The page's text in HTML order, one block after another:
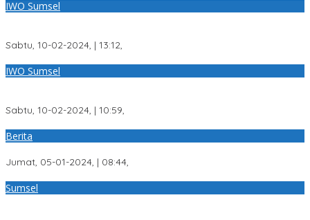
IWO Sumsel
Sabtu, 10-02-2024, | 13:12,
IWO Sumsel
Sabtu, 10-02-2024, | 10:59,
Berita
Jumat, 05-01-2024, | 08:44,
Sumsel